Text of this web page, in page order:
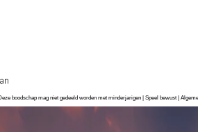
boodschap mag niet gedeeld worden met minderjarigen | Speel bewust |